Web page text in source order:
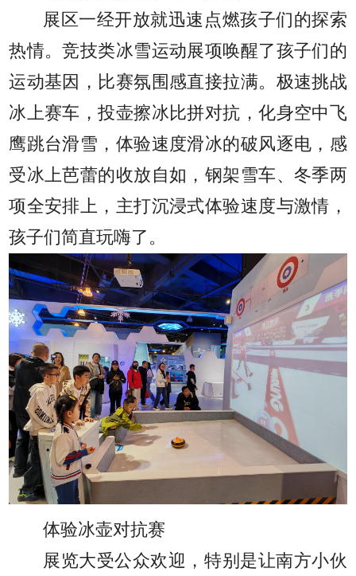
展区一经开放就迅速点燃孩子们的探索
热情。竞技类冰雪运动展项唤醒了孩子们的
运动基因，比赛氛围感直接拉满。极速挑战
冰上赛车，投壶擦冰比拼对抗，化身空中飞
鹰跳台滑雪，体验速度滑冰的破风逐电，感
受冰上芭蕾的收放自如，钢架雪车、冬季两
项全安排上，主打沉浸式体验速度与激情，
孩子们简直玩嗨了。
体验冰壶对抗赛
展览大受公众欢迎，特别是让南方小伙